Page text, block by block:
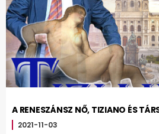
A RENESZÁNSZ NŐ, TIZIANO ÉS
2021-11-03